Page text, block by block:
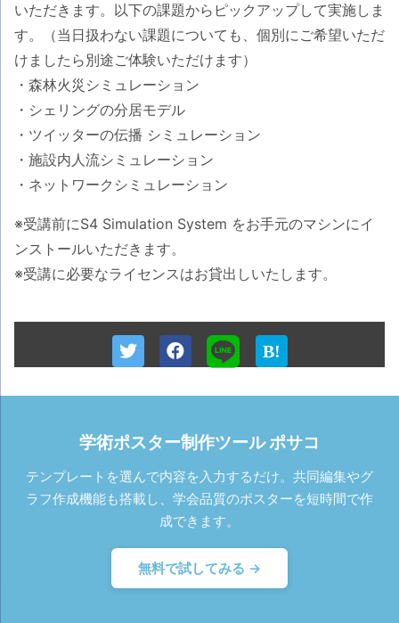
いただきます。以下の課題からピックアップして実施しま
す。（当日扱わない課題についても、個別にご希望いただ
けましたら別途ご体験いただけます）
・森林火災シミュレーション
・シェリングの分居モデル
・ツイッターの伝播 シミュレーション
・施設内人流シミュレーション
・ネットワークシミュレーション
※受講前にS4 Simulation System をお手元のマシンにイ
ンストールいただきます。
※受講に必要なライセンスはお貸出しいたします。
学術ポスター制作ツール ポサコ
テンプレートを選んで内容を入力するだけ。共同編集やグ
ラフ作成機能も搭載し、学会品質のポスターを短時間で作
成できます。
無料で試してみる →